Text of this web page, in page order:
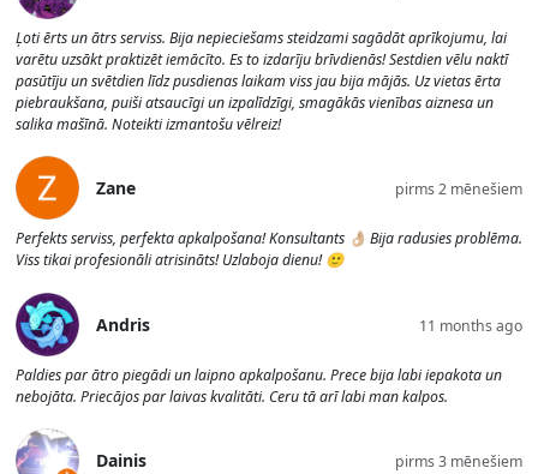
Ļoti ērts un ātrs serviss. Bija nepieciešams steidzami sagādāt aprīkojumu, lai
varētu uzsākt praktizēt iemācīto. Es to izdarīju brīvdienās! Sestdien vēlu naktī
pasūtīju un svētdien līdz pusdienas laikam viss jau bija mājās. Uz vietas ērta
piebraukšana, puiši atsaucīgi un izpalīdzīgi, smagākās vienības aiznesa un
salika mašīnā. Noteikti izmantošu vēlreiz!
Zane pirms 2 mēnešiem
Perfekts serviss, perfekta apkalpošana! Konsultants 👌🏼 Bija radusies problēma.
Viss tikai profesionāli atrisināts! Uzlaboja dienu! 🙂
Andris 11 months ago
Paldies par ātro piegādi un laipno apkalpošanu. Prece bija labi iepakota un
nebojāta. Priecājos par laivas kvalitāti. Ceru tā arī labi man kalpos.
Dainis pirms 3 mēnešiem